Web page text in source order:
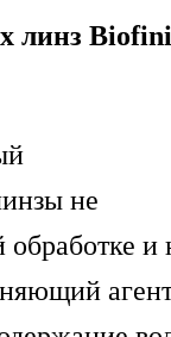
линз
не
обработке и